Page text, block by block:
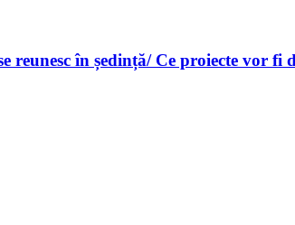
reunesc în ședință/ Ce proiecte vor fi